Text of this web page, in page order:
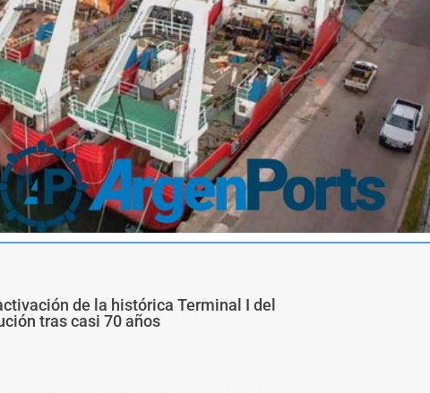
de la histórica Terminal I del
tras casi 70 años